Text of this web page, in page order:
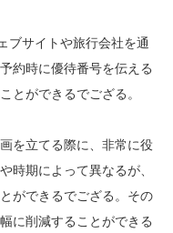
ブサイトや旅行会社を通
約時に優待番号を伝える
とができるでござる。
を立てる際に、非常に役
時期によって異なるが、
ができるでござる。その
に削減することができる